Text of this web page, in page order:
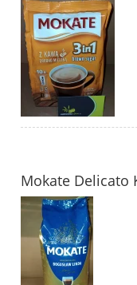
Mokate Delicato